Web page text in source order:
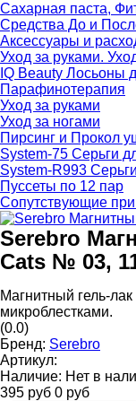
Сахарная паста,
Средства До и
Аксессуары и
Уход за руками.
IQ Beauty Лосьоны
Парафинотерапия
Уход за руками
Уход за ногами
Пирсинг и Прокол
System-75 Серьги
System-R993
Пуссеты по 12 пар
Cопутствующие
Serebro
Cats № 03,
Магнитный гель-
микроблестками.
(0.0)
Бренд: Serebro
Артикул:
Наличие: Нет в
395 руб 0 руб